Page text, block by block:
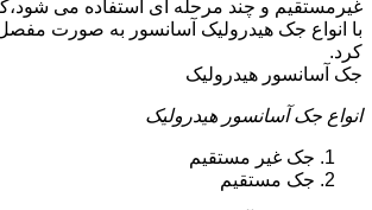
غیرمستقیم و چند مرحله ای استفاده می
با انواع جک هیدرولیک آسانسور به صورت
کرد.
جک آسانسور هیدرولیک
انواع جک آسانسور هیدرولیک
جک غیر مستقیم
جک مستقیم